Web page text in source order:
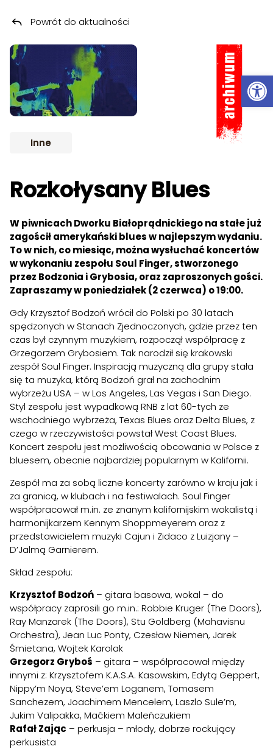
Przeskocz do treści
ARCHIWUM
Inne
Rozkołysany Blues
Powrót do aktualności
W piwnicach Dworku Białoprądnickiego na stałe już
zagościł amerykański blues w najlepszym wydaniu.
To w nich, co miesiąc, można wysłuchać koncertów
w wykonaniu zespołu Soul Finger, stworzonego
przez Bodzonia i Grybosia, oraz zaproszonych gości.
Zapraszamy w poniedziałek (2 czerwca) o 19:00.
Gdy Krzysztof Bodzoń wrócił do Polski po 30 latach
spędzonych w Stanach Zjednoczonych, gdzie przez ten
czas był czynnym muzykiem, rozpoczął współpracę z
Grzegorzem Grybosiem. Tak narodził się krakowski
zespół Soul Finger. Inspiracją muzyczną dla grupy stała
się ta muzyka, którą Bodzoń grał na zachodnim
wybrzeżu USA – w Los Angeles, Las Vegas i San Diego.
Styl zespołu jest wypadkową RNB z lat 60-tych ze
wschodniego wybrzeża, Texas Blues oraz Delta Blues, z
czego w rzeczywistości powstał West Coast Blues.
Koncert zespołu jest możliwością obcowania w Polsce z
bluesem, obecnie najbardziej popularnym w Kalifornii.
Zespół ma za sobą liczne koncerty zarówno w kraju jak i
za granicą, w klubach i na festiwalach. Soul Finger
współpracował m.in. ze znanym kalifornijskim wokalistą i
harmonijkarzem Kennym Shoppmeyerem oraz z
przedstawicielem muzyki Cajun i Zidaco z Luizjany –
D’Jalmą Garnierem.
Skład zespołu:
Krzysztof Bodzoń – gitara basowa, wokal – do
współpracy zaprosili go m.in.: Robbie Kruger (The Doors),
Ray Manzarek (The Doors), Stu Goldberg (Mahavisnu
Orchestra), Jean Luc Ponty, Czesław Niemen, Jarek
Śmietana, Wojtek Karolak
Grzegorz Gryboś – gitara – współpracował między
innymi z: Krzysztofem K.A.S.A. Kasowskim, Edytą Geppert,
Nippy’m Noya, Steve’em Loganem, Tomasem
Sanchezem, Joachimem Mencelem, Laszlo Sule’m,
Jukim Valipakka, Maćkiem Maleńczukiem
Rafał Zając – perkusja – młody, dobrze rockujący
perkusista